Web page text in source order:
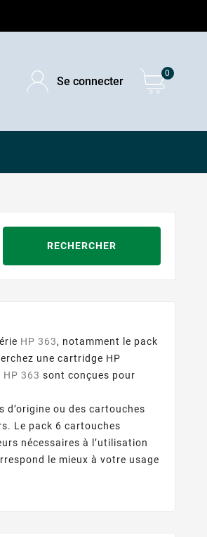
Se connecter
0
RECHERCHER
HP 363, notamment le pack
une cartridge HP
HP 363 sont conçues pour
d’origine ou des cartouches
Le pack 6 cartouches
nécessaires à l’utilisation
le mieux à votre usage